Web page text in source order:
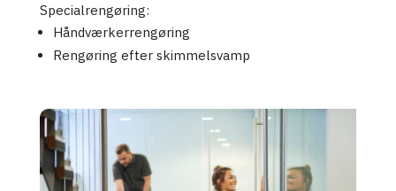
Specialrengøring:
Håndværkerrengøring
Rengøring efter skimmelsvamp